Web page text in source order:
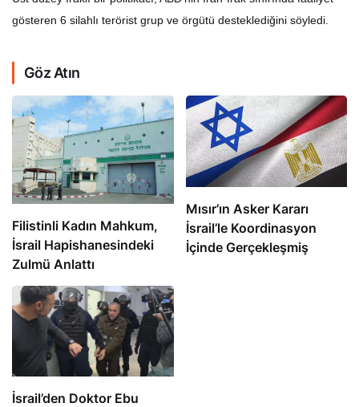
gösteren 6 silahlı terörist grup ve örgütü desteklediğini söyledi.
Göz Atın
Filistinli Kadın Mahkum,
İsrail Hapishanesindeki
Zulmü Anlattı
Mısır’ın Asker Kararı
İsrail’le Koordinasyon
İçinde Gerçekleşmiş
İsrail’den Doktor Ebu